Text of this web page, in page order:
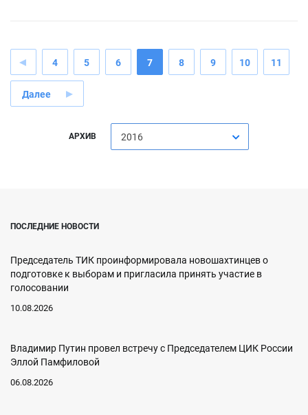
4 5 6 7 8 9 10 11
Далее
АРХИВ 2016
ПОСЛЕДНИЕ НОВОСТИ
Председатель ТИК проинформировала новошахтинцев о
подготовке к выборам и пригласила принять участие в
голосовании
10.08.2026
Владимир Путин провел встречу с Председателем ЦИК России
Эллой Памфиловой
06.08.2026